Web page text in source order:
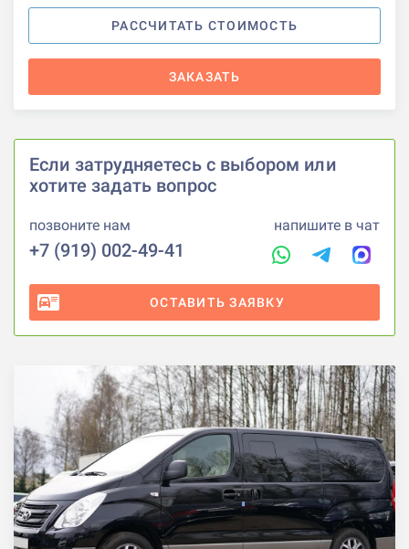
РАССЧИТАТЬ СТОИМОСТЬ
ЗАКАЗАТЬ
Если затрудняетесь с выбором или
хотите задать вопрос
позвоните нам
+7 (919) 002-49-41
напишите в чат
ОСТАВИТЬ ЗАЯВКУ